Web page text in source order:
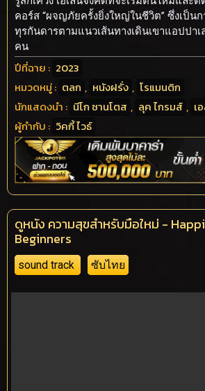
คอร์ส “ผจญภัยครั้งยิ่งใหญ่ในชีวิต” ซึ่งเป็น
ทุรกันดารตามแนวเส้นทางเดินเขาแอปปา
คน
ปีที่ฉาย : 2023
หมวดหมู่ : ตลก , หนังฝรั่ง , โรแมนติก
นักแสดงนำ : นีโก ซานโตส , ลุค ไกรมส์ , เ
ผู้กำกับ : วิคกี้ ไวธ์
ดูหนัง ความสุขสำหรับมือใหม่ -
Beginners
sound track ซับไทย